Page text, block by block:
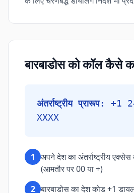
बारबाडोस को कॉल कैसे
अंतर्राष्ट्रीय प्रारूप:
+1
XXXX
1 अपने देश का अंतर्राष्ट्रीय
(आमतौर पर 00 या +)
2 बारबाडोस का देश कोड +1